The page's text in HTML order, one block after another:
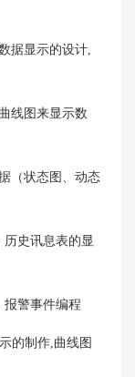
据显示的设计,
线图来显示数
（状态图、动态
史讯息表的显
报警事件编程
的制作,曲线图